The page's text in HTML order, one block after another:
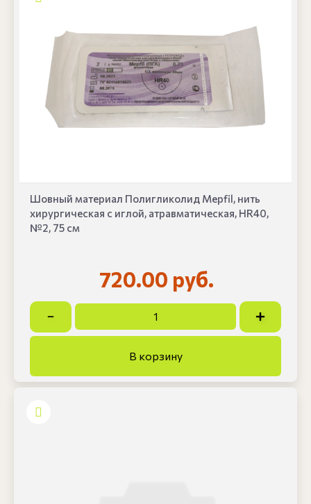
Шовный материал Полигликолид Mepfil, нить
хирургическая с иглой, атравматическая, HR40,
№2, 75 см
720.00 руб.